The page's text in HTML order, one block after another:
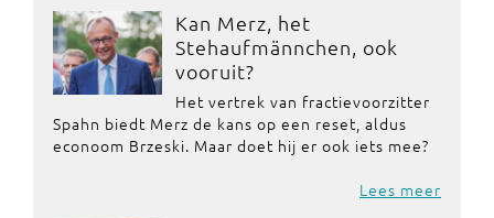
Kan Merz, het
Stehaufmännchen, ook
vooruit?
Het vertrek van fractievoorzitter
Spahn biedt Merz de kans op een reset, aldus
econoom Brzeski. Maar doet hij er ook iets mee?
Lees meer